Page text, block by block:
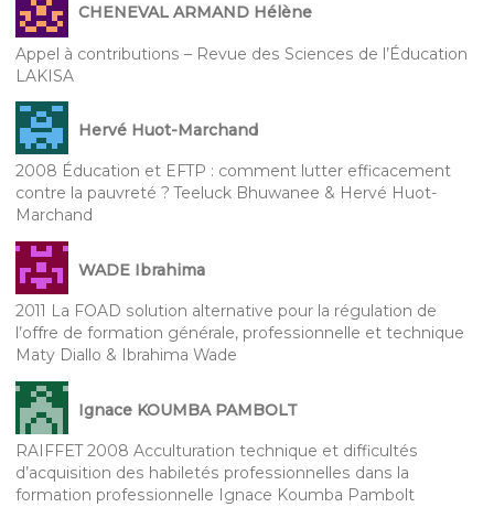
CHENEVAL ARMAND Hélène
Appel à contributions – Revue des Sciences de l’Éducation
LAKISA
Hervé Huot-Marchand
2008 Éducation et EFTP : comment lutter efficacement
contre la pauvreté ? Teeluck Bhuwanee & Hervé Huot-
Marchand
WADE Ibrahima
2011 La FOAD solution alternative pour la régulation de
l’offre de formation générale, professionnelle et technique
Maty Diallo & Ibrahima Wade
Ignace KOUMBA PAMBOLT
RAIFFET 2008 Acculturation technique et difficultés
d’acquisition des habiletés professionnelles dans la
formation professionnelle Ignace Koumba Pambolt